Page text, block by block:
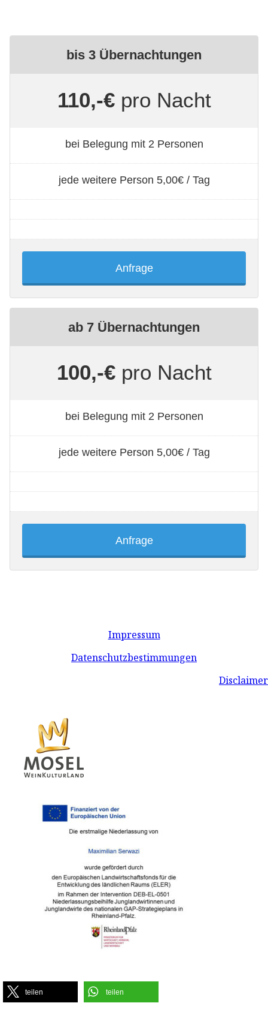
bis 3 Übernachtungen
110,-€pro Nacht
bei Belegung mit 2 Personen
jede weitere Person 5,00€ / Tag
Anfrage
ab 7 Übernachtungen
100,-€pro Nacht
bei Belegung mit 2 Personen
jede weitere Person 5,00€ / Tag
Anfrage
Impressum
Datenschutzbestimmungen
Disclaimer
teilen teilen